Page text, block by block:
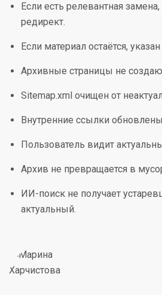
Если есть релевантная замена,
редирект.
Если материал остаётся, указан
Архивные страницы не
Sitemap.xml очищен от
Внутренние ссылки
Пользователь видит
Архив не превращается в
ИИ-поиск не получает
актуальный.